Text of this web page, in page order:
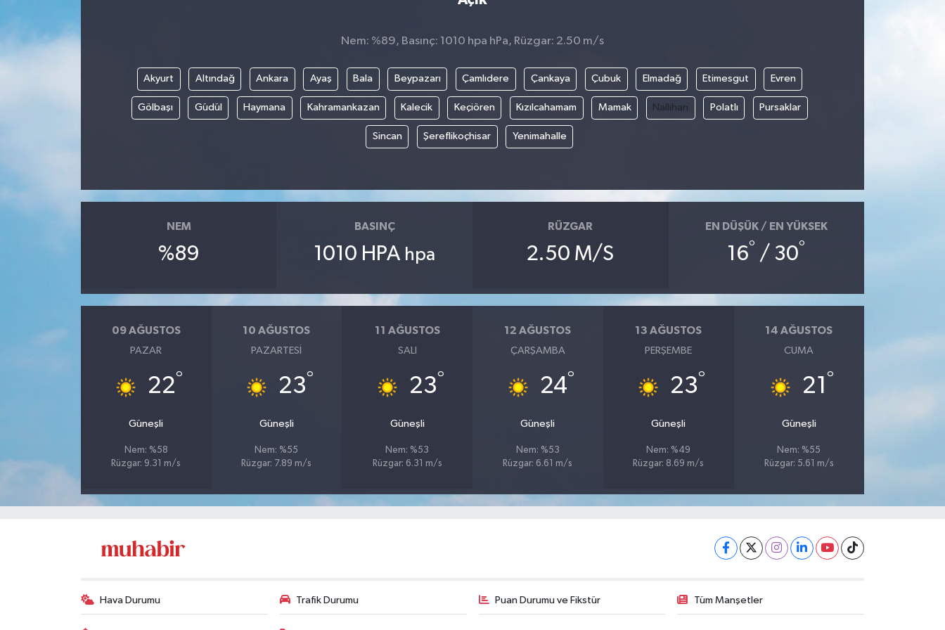
Nem: %89, Basınç: 1010 hpa hPa, Rüzgar: 2.50 m/s
Akyurt Altındağ Ankara Ayaş Bala Beypazarı Çamlıdere Çankaya Çubuk Elmadağ Etimesgut Evren
Gölbaşı Güdül Haymana Kahramankazan Kalecik Keçiören Kızılcahamam Mamak Nallıhan Polatlı Pursaklar
Sincan Şereflikoçhisar Yenimahalle
NEM
%89
BASINÇ
1010 HPA hpa
RÜZGAR
2.50 M/S
EN DÜŞÜK / EN YÜKSEK
16° / 30°
09 AĞUSTOS
PAZAR
22°
Güneşli
Nem: %58
Rüzgar: 9.31 m/s
10 AĞUSTOS
PAZARTESI
23°
Güneşli
Nem: %55
Rüzgar: 7.89 m/s
11 AĞUSTOS
SALI
23°
Güneşli
Nem: %53
Rüzgar: 6.31 m/s
12 AĞUSTOS
ÇARŞAMBA
24°
Güneşli
Nem: %53
Rüzgar: 6.61 m/s
13 AĞUSTOS
PERŞEMBE
23°
Güneşli
Nem: %49
Rüzgar: 8.69 m/s
14 AĞUSTOS
CUMA
21 °
Güneşli
Nem: %55
Rüzgar: 5.61 m/s
Hava Durumu Trafik Durumu Puan Durumu ve Fikstür Tüm Manşetler